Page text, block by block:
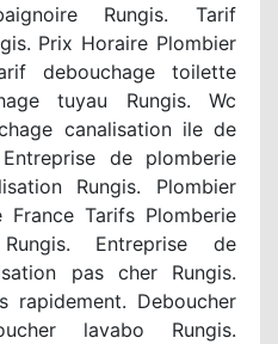
Rungis. Tarif
Prix Horaire Plombier
debouchage toilette
tuyau Rungis. Wc
canalisation ile de
de plomberie
Rungis. Plombier
Tarifs Plomberie
Entreprise de
pas cher Rungis.
rapidement. Deboucher
lavabo Rungis.